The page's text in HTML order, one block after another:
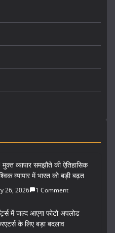
व्यापार समझौते की ऐतिहासिक
व्यापार में भारत को बड़ी बढ़त
26, 2026 1 Comment
में जल्द आएगा फोटो अपलोड
के लिए बड़ा बदलाव